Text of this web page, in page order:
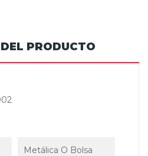
PRODUCTO
Metálica O Bolsa